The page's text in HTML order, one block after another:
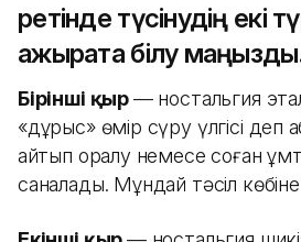
ретінде түсінудің екі
ажырата білу
Бірінші қыр— ностальгия
«дұрыс» өмір сүру үлгісі деп
қайтып оралу немесе соған
саналады. Мұндай тәсіл көбіне